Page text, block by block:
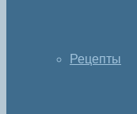
Рецепты